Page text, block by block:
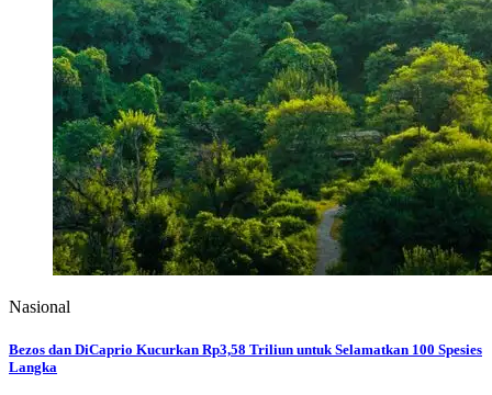
Nasional
Bezos dan DiCaprio Kucurkan Rp3,58 Triliun untuk Selamatkan 100 Spesies
Langka